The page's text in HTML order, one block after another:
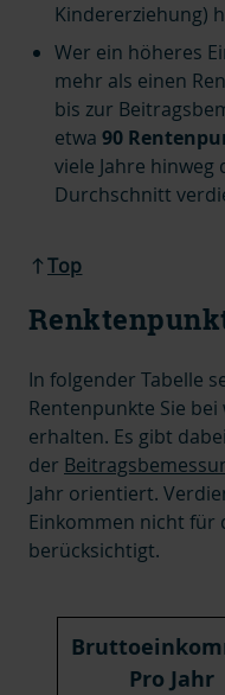
Kindererziehung)
Wer ein höheres
mehr als einen
bis zur
etwa 90
viele Jahre
Durchschnitt
Top
In folgender Tabelle
Rentenpunkte Sie
erhalten. Es gibt
der
Jahr orientiert.
Einkommen nicht für
berücksichtigt.
Pro Jahr